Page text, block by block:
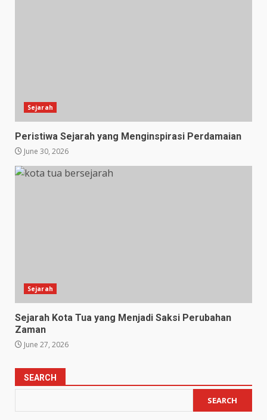
Sejarah
Peristiwa Sejarah yang Menginspirasi Perdamaian
June 30, 2026
Sejarah
Sejarah Kota Tua yang Menjadi Saksi Perubahan
Zaman
June 27, 2026
SEARCH
SEARCH